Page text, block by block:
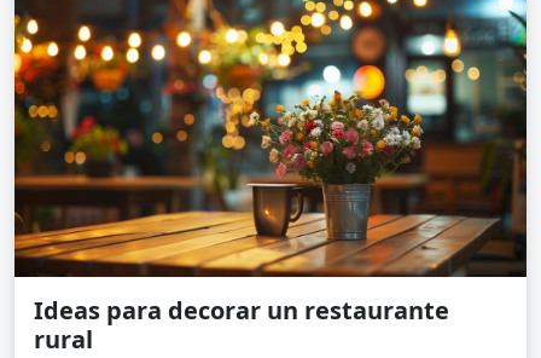
Ideas para decorar un restaurante
rural